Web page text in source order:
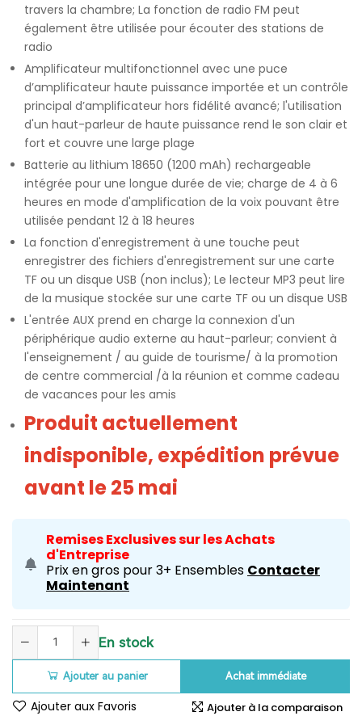
travers la chambre; La fonction de radio FM peut
également être utilisée pour écouter des stations de
radio
Amplificateur multifonctionnel avec une puce
d’amplificateur haute puissance importée et un contrôle
principal d’amplificateur hors fidélité avancé; l'utilisation
d'un haut-parleur de haute puissance rend le son clair et
fort et couvre une large plage
Batterie au lithium 18650 (1200 mAh) rechargeable
intégrée pour une longue durée de vie; charge de 4 à 6
heures en mode d'amplification de la voix pouvant être
utilisée pendant 12 à 18 heures
La fonction d'enregistrement à une touche peut
enregistrer des fichiers d'enregistrement sur une carte
TF ou un disque USB (non inclus); Le lecteur MP3 peut lire
de la musique stockée sur une carte TF ou un disque USB
L'entrée AUX prend en charge la connexion d'un
périphérique audio externe au haut-parleur; convient à
l'enseignement / au guide de tourisme/ à la promotion
de centre commercial /à la réunion et comme cadeau
de vacances pour les amis
Produit actuellement
indisponible, expédition prévue
avant le 25 mai
Remises Exclusives sur les Achats
d'Entreprise
Prix en gros pour 3+ Ensembles Contacter
Maintenant
En stock
Ajouter au panier Achat immédiate
Ajouter aux Favoris Ajouter à la comparaison